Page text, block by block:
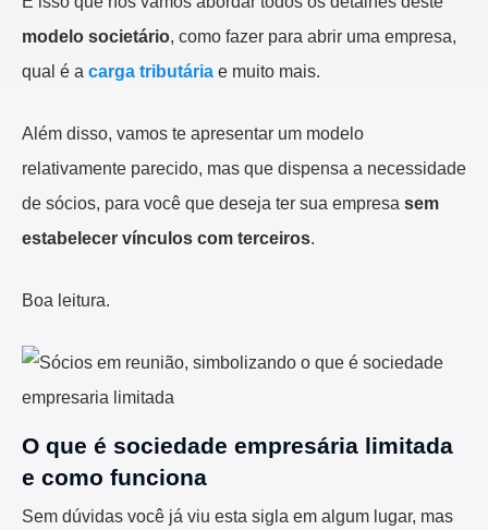
modelo societário, como fazer para abrir uma empresa,
qual é a carga tributária e muito mais.
Além disso, vamos te apresentar um modelo
relativamente parecido, mas que dispensa a necessidade
de sócios, para você que deseja ter sua empresa sem
estabelecer vínculos com terceiros.
Boa leitura.
O que é sociedade empresária limitada
e como funciona
Sem dúvidas você já viu esta sigla em algum lugar, mas